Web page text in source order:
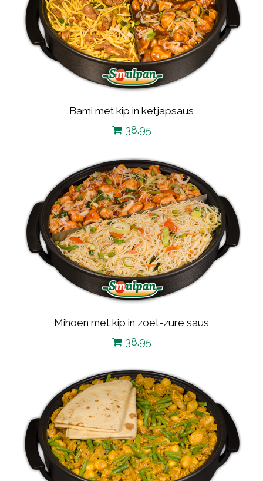
Bami met kip in ketjapsaus
38.95
Mihoen met kip in zoet-zure saus
38.95